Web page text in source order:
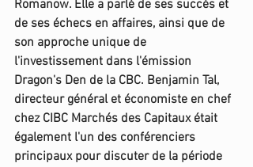
Romanow. Elle a parlé de ses succès et
de ses échecs en affaires, ainsi que de
son approche unique de
l'investissement dans l'émission
Dragon's Den de la CBC. Benjamin Tal,
directeur général et économiste en chef
chez CIBC Marchés des Capitaux était
également l'un des conférenciers
principaux pour discuter de la période